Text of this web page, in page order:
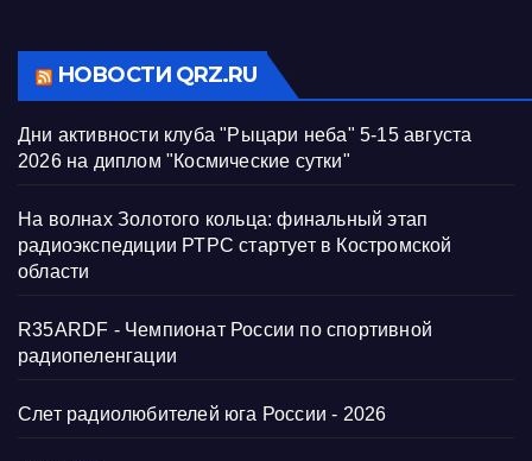
НОВОСТИ QRZ.RU
Дни активности клуба "Рыцари неба" 5-15 августа
2026 на диплом "Космические сутки"
На волнах Золотого кольца: финальный этап
радиоэкспедиции РТРС стартует в Костромской
области
R35ARDF - Чемпионат России по спортивной
радиопеленгации
Слет радиолюбителей юга России - 2026